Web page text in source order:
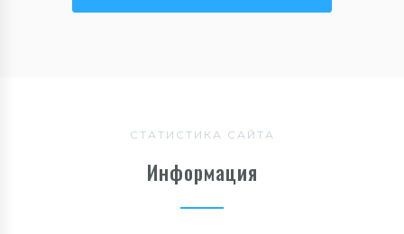
СТАТИСТИКА САЙТА
Информация